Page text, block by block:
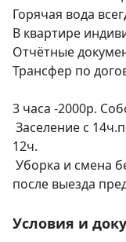
Горячая вода
В квартире
Отчётные
Трансфер по
3 часа -2000р.
12ч.
после выезда
Условия и